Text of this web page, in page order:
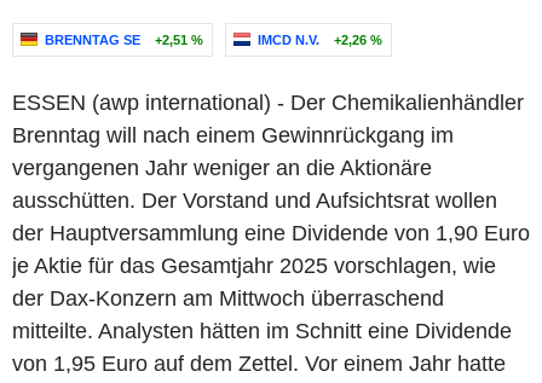
BRENNTAG SE +2,51 % IMCD N.V. +2,26 %
ESSEN (awp international) - Der Chemikalienhändler
Brenntag will nach einem Gewinnrückgang im
vergangenen Jahr weniger an die Aktionäre
ausschütten. Der Vorstand und Aufsichtsrat wollen
der Hauptversammlung eine Dividende von 1,90 Euro
je Aktie für das Gesamtjahr 2025 vorschlagen, wie
der Dax-Konzern am Mittwoch überraschend
mitteilte. Analysten hätten im Schnitt eine Dividende
von 1,95 Euro auf dem Zettel. Vor einem Jahr hatte